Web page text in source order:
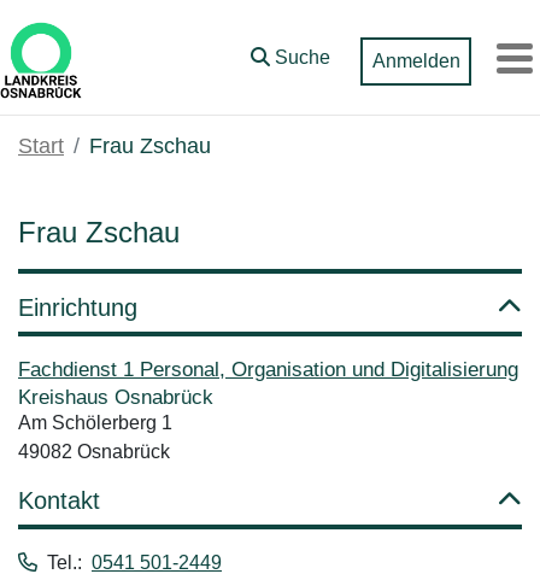
Zum Hauptinhalt springen
Suche Anmelden
Start Frau Zschau
Frau Zschau
Einrichtung
Fachdienst 1 Personal, Organisation und Digitalisierung
Kreishaus Osnabrück
Am Schölerberg 1
49082 Osnabrück
Kontakt
Tel.: 0541 501-2449